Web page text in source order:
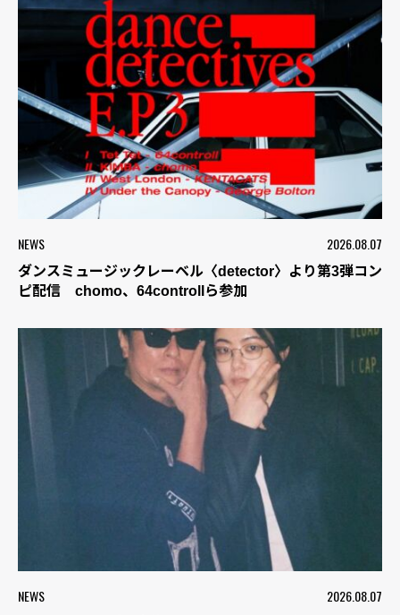
NEWS 2026.08.07
ダンスミュージックレーベル〈detector〉より第3弾コン
ピ配信 chomo、64controllら参加
NEWS 2026.08.07